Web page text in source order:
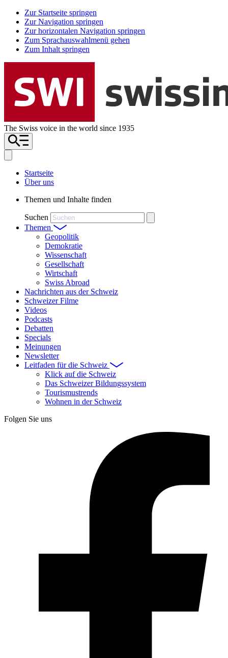
Zur Startseite springen
Zur Navigation springen
Zur horizontalen Navigation springen
Zum Sprachauswahlmenü gehen
Zum Inhalt springen
The Swiss voice in the world since 1935
Startseite
Über uns
Themen und Inhalte finden
Suchen
Themen
Geopolitik
Demokratie
Wissenschaft
Gesellschaft
Wirtschaft
Swiss Abroad
Nachrichten aus der Schweiz
Schweizer Filme
Videos
Podcasts
Debatten
Specials
Meinungen
Newsletter
Leitfaden für die Schweiz
Klick auf die Schweiz
Das Schweizer Bildungssystem
Tourismustrends
Wohnen in der Schweiz
Folgen Sie uns